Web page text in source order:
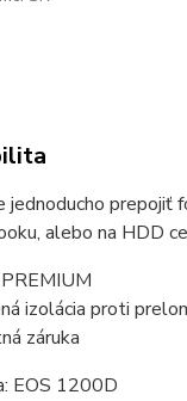
jednoducho prepojiť
alebo na HDD
izolácia proti
záruka
EOS 1200D